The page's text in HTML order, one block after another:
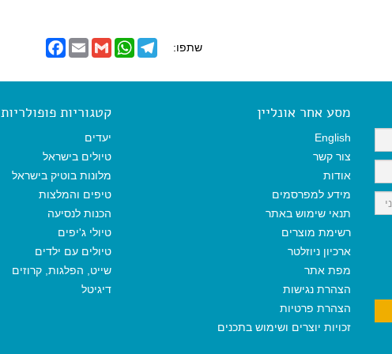
שתפו:
F
a
e
o
o
E
m
i
G
m
i
W
h
t
T
e
e
מסע אחר אונליין
English
צור קשר
אודות
מידע למפרסמים
תנאי שימוש באתר
רשימת מוצרים
ארכיון ניוזלטר
מפת אתר
הצהרת נגישות
הצהרת פרטיות
זכויות יוצרים ושימוש בתכנים
קטגוריות פופולריות
יעדים
טיולים בישראל
מלונות בוטיק בישראל
טיפים והמלצות
הכנות לנסיעה
טיולי ג'יפים
טיולים עם ילדים
שייט, הפלגות, קרוזים
דיגיטל